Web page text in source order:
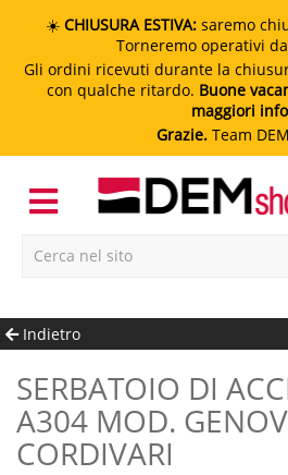
☀️ CHIUSURA ESTIVA: saremo
Torneremo operativi
Gli ordini ricevuti durante la
con qualche ritardo. Buone
maggiori
Grazie. Team
Indietro
SERBATOIO DI ACCIAIO INOX X
A304 MOD.
CORDIVARI